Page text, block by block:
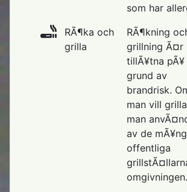
som har
RÃ¶ka och
grilla
RÃ¶kning
grillning Ã¤r
tillÃ¥tna pÃ¥
grund av
brandrisk.
man vill
man
av de
offentliga